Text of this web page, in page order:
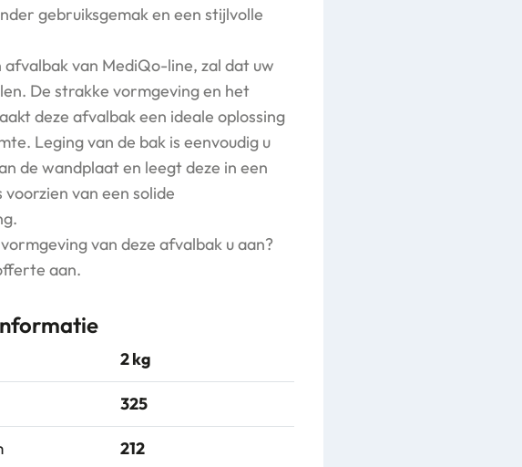
gebruiksgemak en een stijlvolle
afvalbak van MediQo-line, zal dat uw
De strakke vormgeving en het
deze afvalbak een ideale oplossing
Leging van de bak is eenvoudig u
de wandplaat en leegt deze in een
voorzien van een solide
van deze afvalbak u aan?
aan.
2 kg
325
212